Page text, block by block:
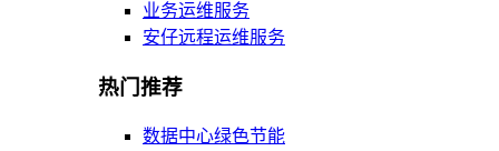
业务运维服务
安仔远程运维服务
热门推荐
数据中心绿色节能